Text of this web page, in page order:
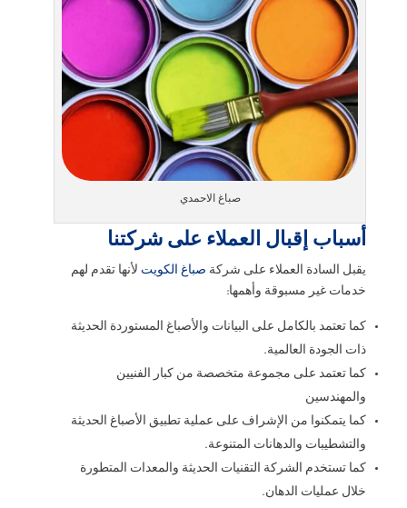
صباغ الاحمدي
أسباب إقبال العملاء على شركتنا
يقبل السادة العملاء على شركة صباغ الكويت لأنها تقدم لهم
خدمات غير مسبوقة وأهمها:
كما تعتمد بالكامل على البيانات والأصباغ المستوردة الحديثة
ذات الجودة العالمية.
كما تعتمد على مجموعة متخصصة من كبار الفنيين
والمهندسين
كما يتمكنوا من الإشراف على عملية تطبيق الأصباغ الحديثة
والتشطيبات والدهانات المتنوعة.
كما تستخدم الشركة التقنيات الحديثة والمعدات المتطورة
خلال عمليات الدهان.